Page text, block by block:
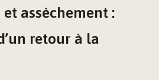
assèchement :
retour à la